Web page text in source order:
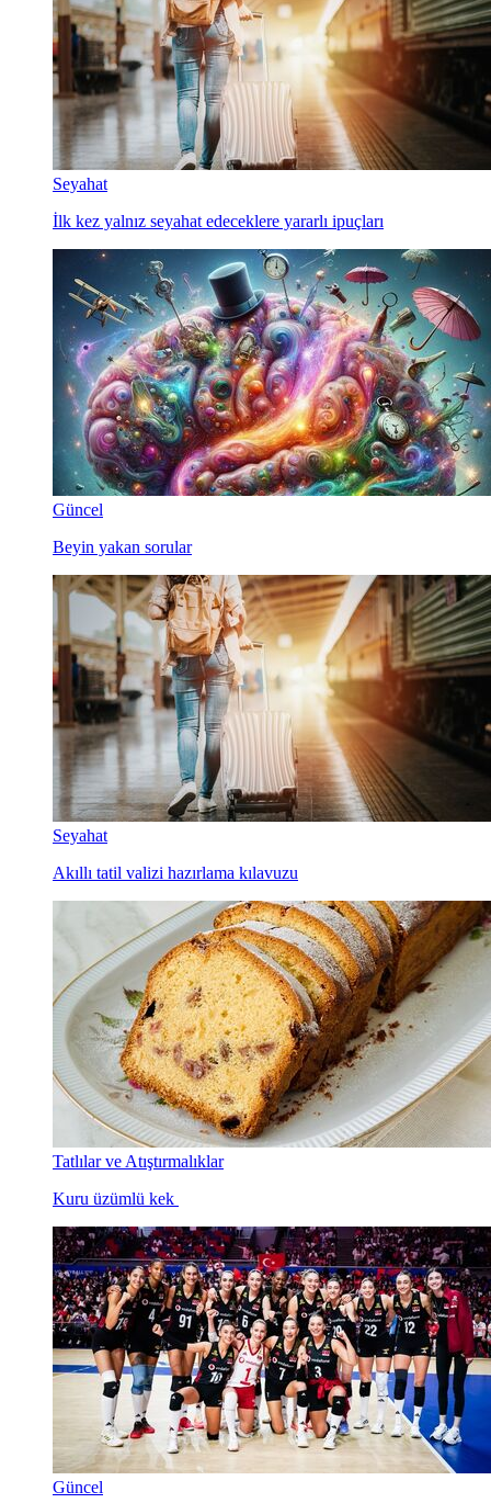
Seyahat
İlk kez yalnız seyahat edeceklere yararlı ipuçları
Güncel
Beyin yakan sorular
Seyahat
Akıllı tatil valizi hazırlama kılavuzu
Tatlılar ve Atıştırmalıklar
Kuru üzümlü kek
Güncel